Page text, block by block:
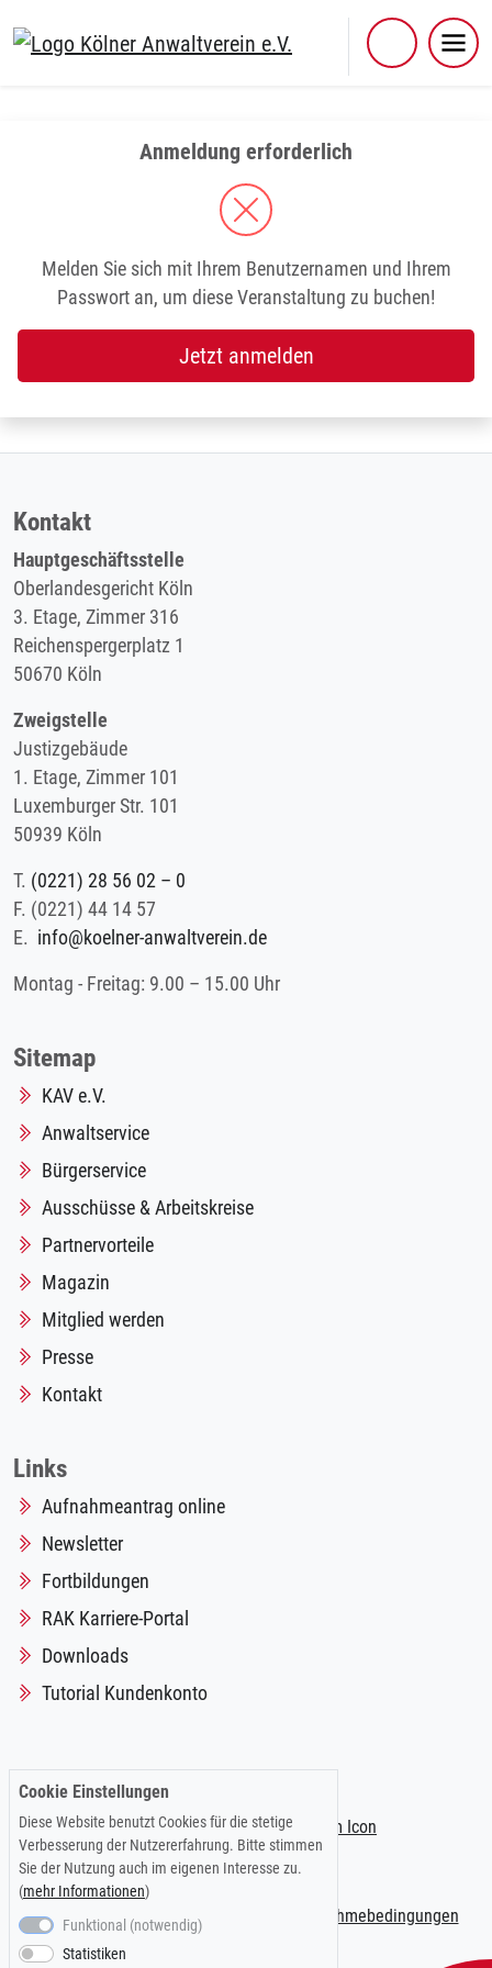
Anmeldung erforderlich
Melden Sie sich mit Ihrem Benutzernamen und Ihrem
Passwort an, um diese Veranstaltung zu buchen!
Jetzt anmelden
Kontakt
Hauptgeschäftsstelle
Oberlandesgericht Köln
3. Etage, Zimmer 316
Reichenspergerplatz 1
50670 Köln
Zweigstelle
Justizgebäude
1. Etage, Zimmer 101
Luxemburger Str. 101
50939 Köln
T. (0221) 28 56 02 – 0
F. (0221) 44 14 57
E. info@koelner-anwaltverein.de
Montag - Freitag: 9.00 – 15.00 Uhr
Sitemap
KAV e.V.
Anwaltservice
Bürgerservice
Ausschüsse & Arbeitskreise
Partnervorteile
Magazin
Mitglied werden
Presse
Kontakt
Links
Aufnahmeantrag online
Newsletter
Fortbildungen
RAK Karriere-Portal
Downloads
Tutorial Kundenkonto
Impressum |Datenschutzerklärung Teilnahmebedingungen
Cookie Einstellungen
Diese Website benutzt Cookies für die stetige
Verbesserung der Nutzererfahrung. Bitte stimmen
Sie der Nutzung auch im eigenen Interesse zu.
(mehr Informationen)
Funktional (notwendig)
Statistiken